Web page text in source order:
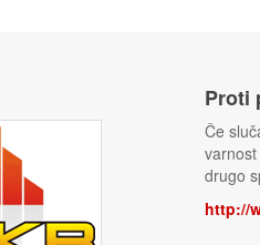
Proti
Če
drugo
http://